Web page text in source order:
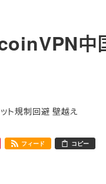
ト規制回避 壁越え
フィード コピー